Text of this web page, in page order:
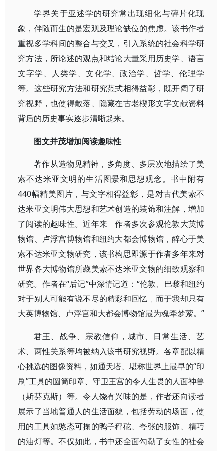
学界关于亚述学的研究常出现细化与碎片化现
象，伴随而生的是宏观及理论缺位的焦虑。该书作者
重视多学科间的整合与交叉，引入系统的社会科学研
究方法，所论述的观点和结论大量采用历史学、语言
文字学、人类学、文化学、政治学、哲学、伦理学
等。这些研究方法和研究范式相得益彰，既开阔了研
究视野，也使得散落、隐藏在古老楔形文字文献资料
背后的历史事实逐步清晰起来。
图文并茂增加阅读趣味性
著作从造物见精神，多角度、多层次地描绘了美
索不达米亚文明的生活图景和思想观念。书中附有
440幅精美图片，与文字相得益彰，是对古代美索不
达米亚文明伟大思想和艺术创造的装饰和注解，增加
了阅读的趣味性。近年来，作者多次参观伦敦大英博
物馆、卢浮宫博物馆和纽约大都会博物馆，醉心于美
索不达米亚文物研究，该书构思即源于作者多年来对
世界各大博物馆所藏美索不达米亚文物的细致观察和
研究。作者在“后记”中深情记道：“伦敦、巴黎和纽约
对于别人可能有说不尽的精彩和回忆，而于我却只有
大英博物馆、卢浮宫和大都会博物馆最为魂牵梦萦。”
君王、战争、宗教信仰，城市、日常生活、艺
术、两性关系等均被纳入该书研究视野。各章配以精
心挑选的图像资料，如通天塔、堪称世界上最早的“印
刷”工具的圆筒印章、守卫王宫的令人生畏的人面神兽
（斯芬克斯）等。令人饶有兴味的是，作者还向读者
展示了当地普通人的生活面貌，包括劳动的场面，使
用的工具如憨态可掬的鸭子秤砣、夸张的服饰、精巧
的油灯等。不仅如此，书中还全面勾勒了女性的社会